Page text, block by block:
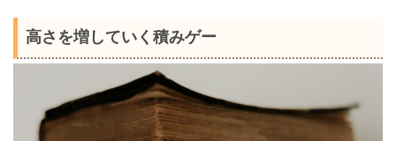
高さを増していく積みゲー